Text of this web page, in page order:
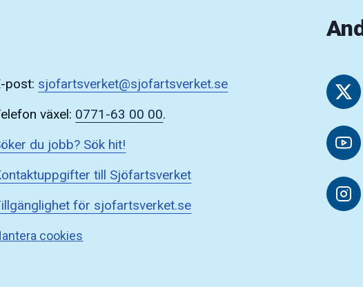
post: sjofartsverket@sjofartsverket.se
växel: 0771-63 00 00.
du jobb? Sök hit!
till Sjöfartsverket
för sjofartsverket.se
cookies